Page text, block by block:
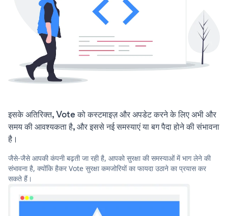
इसके अतिरिक्त, Vote को कस्टमाइज़ और अपडेट करने के लिए अभी और
समय की आवश्यकता है, और इससे नई समस्याएं या बग पैदा होने की संभावना
है।
जैसे-जैसे आपकी कंपनी बढ़ती जा रही है, आपको सुरक्षा की समस्याओं में भाग लेने की
संभावना है, क्योंकि हैकर Vote सुरक्षा कमजोरियों का फायदा उठाने का प्रयास कर
सकते हैं।